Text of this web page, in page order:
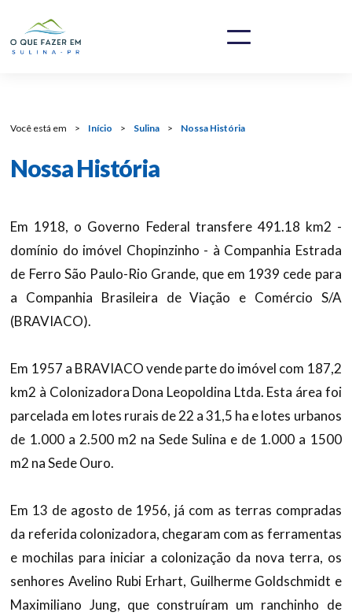
Você está em > Início > Sulina > Nossa História
Nossa História
Em 1918, o Governo Federal transfere 491.18 km2 -
domínio do imóvel Chopinzinho - à Companhia Estrada
de Ferro São Paulo-Rio Grande, que em 1939 cede para
a Companhia Brasileira de Viação e Comércio S/A
(BRAVIACO).
Em 1957 a BRAVIACO vende parte do imóvel com 187,2
km2 à Colonizadora Dona Leopoldina Ltda. Esta área foi
parcelada em lotes rurais de 22 a 31,5 ha e lotes urbanos
de 1.000 a 2.500 m2 na Sede Sulina e de 1.000 a 1500
m2 na Sede Ouro.
Em 13 de agosto de 1956, já com as terras compradas
da referida colonizadora, chegaram com as ferramentas
e mochilas para iniciar a colonização da nova terra, os
senhores Avelino Rubi Erhart, Guilherme Goldschmidt e
Maximiliano Jung, que construíram um ranchinho de